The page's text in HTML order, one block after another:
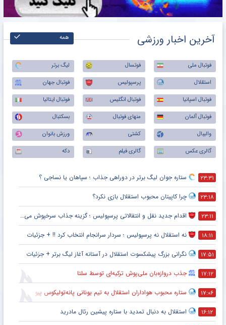
آخرین اخبار ورزشی همه
فوتبال ملی فوتسال
لیگ برتر
استقلال
پرسپولیس
فوتبال جهان
فوتبال اسپانیا
فوتبال انگلیس
فوتبال ایتالیا
فوتبال آلمان
منهای فوتبال
بسکتبال
والیبال
کشتی
ورزش بانوان
گالری عکس
گالری فیلم دکه
۲۳:۳۱ ستاره جوان لیگ برتر در دوراهی جذاب ؛ سپاهان یا نساجی ؟
۲۳:۱۸ چرا کاپیتان محبوب استقلال بازی نکرد؟
۲۳:۱۱ اقدام جدید نقل و انتقالاتی پرسپولیس ؛ گزینه جذاب سرخپوش می شود؟
۱۸:۱۱ نه استقلال نه پرسپولیس ؛ سردار سرانجام انتخاب کرد !! + جزئیات
۱۷:۵۱ نگرانی بزرگ پیشکسوت استقلال در آستانه آغاز لیگ برتر + جزئیات
۱۷:۱۲ جذب دروازه‌بان ملی‌پوش ترکیه‌ای توسط سلتا
۱۷:۰۶ ستاره محبوب هواداران استقلال به تیم یونانی پانه‌تولیکوس پیوست
۱۶:۱۲ استقلال به دنبال تمدید با ستاره پیشین رئال مادرید